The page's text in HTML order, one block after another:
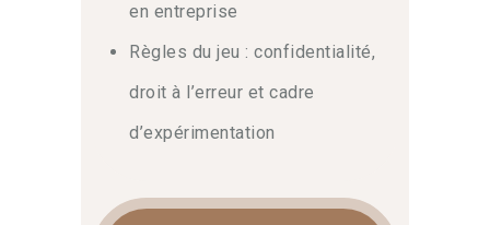
en entreprise
Règles du jeu : confidentialité,
droit à l’erreur et cadre
d’expérimentation